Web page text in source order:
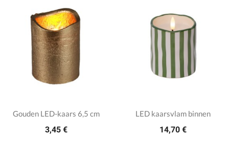
Gouden LED-kaars 6,5 cm
3,45 €
LED kaarsvlam binnen
14,70 €